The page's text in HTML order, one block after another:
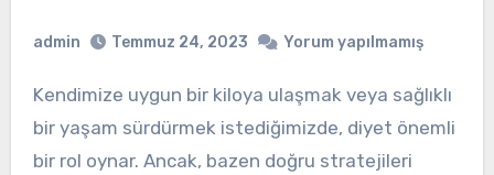
admin Temmuz 24, 2023 Yorum yapılmamış
Kendimize uygun bir kiloya ulaşmak veya sağlıklı
bir yaşam sürdürmek istediğimizde, diyet önemli
bir rol oynar. Ancak, bazen doğru stratejileri